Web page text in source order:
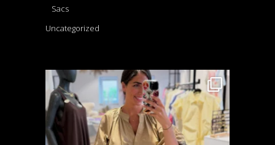
Sacs
Uncategorized